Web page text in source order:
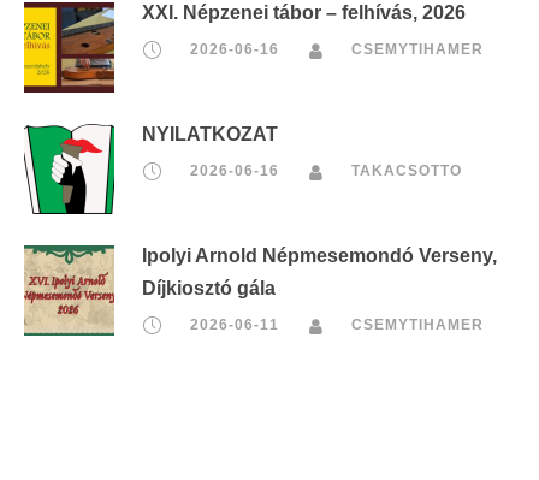
XXI. Népzenei tábor – felhívás, 2026
2026-06-16 CSEMYTIHAMER
NYILATKOZAT
2026-06-16 TAKACSOTTO
Ipolyi Arnold Népmesemondó Verseny,
Díjkiosztó gála
2026-06-11 CSEMYTIHAMER